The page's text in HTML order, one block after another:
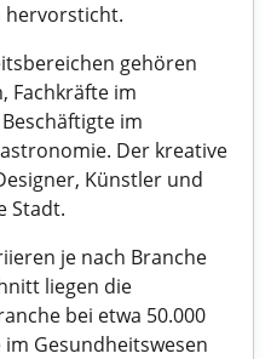
hervorsticht.
gehören
Fachkräfte im
im
Der kreative
Künstler und
Stadt.
je nach Branche
liegen die
bei etwa 50.000
Gesundheitswesen